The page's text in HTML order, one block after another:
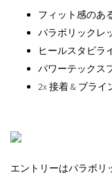
フィット感のあ
パラボリックレ
ヒールスタビラ
パワーテックス
2x 接着 & ブラ
エントリーはパラボリ